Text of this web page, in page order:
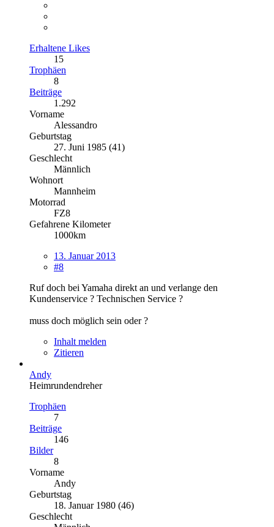
Erhaltene Likes
15
Trophäen
8
Beiträge
1.292
Vorname
Alessandro
Geburtstag
27. Juni 1985 (41)
Geschlecht
Männlich
Wohnort
Mannheim
Motorrad
FZ8
Gefahrene Kilometer
1000km
13. Januar 2013
#8
Ruf doch bei Yamaha direkt an und verlange den
Kundenservice ? Technischen Service ?
muss doch möglich sein oder ?
Inhalt melden
Zitieren
Andy
Heimrundendreher
Trophäen
7
Beiträge
146
Bilder
8
Vorname
Andy
Geburtstag
18. Januar 1980 (46)
Geschlecht